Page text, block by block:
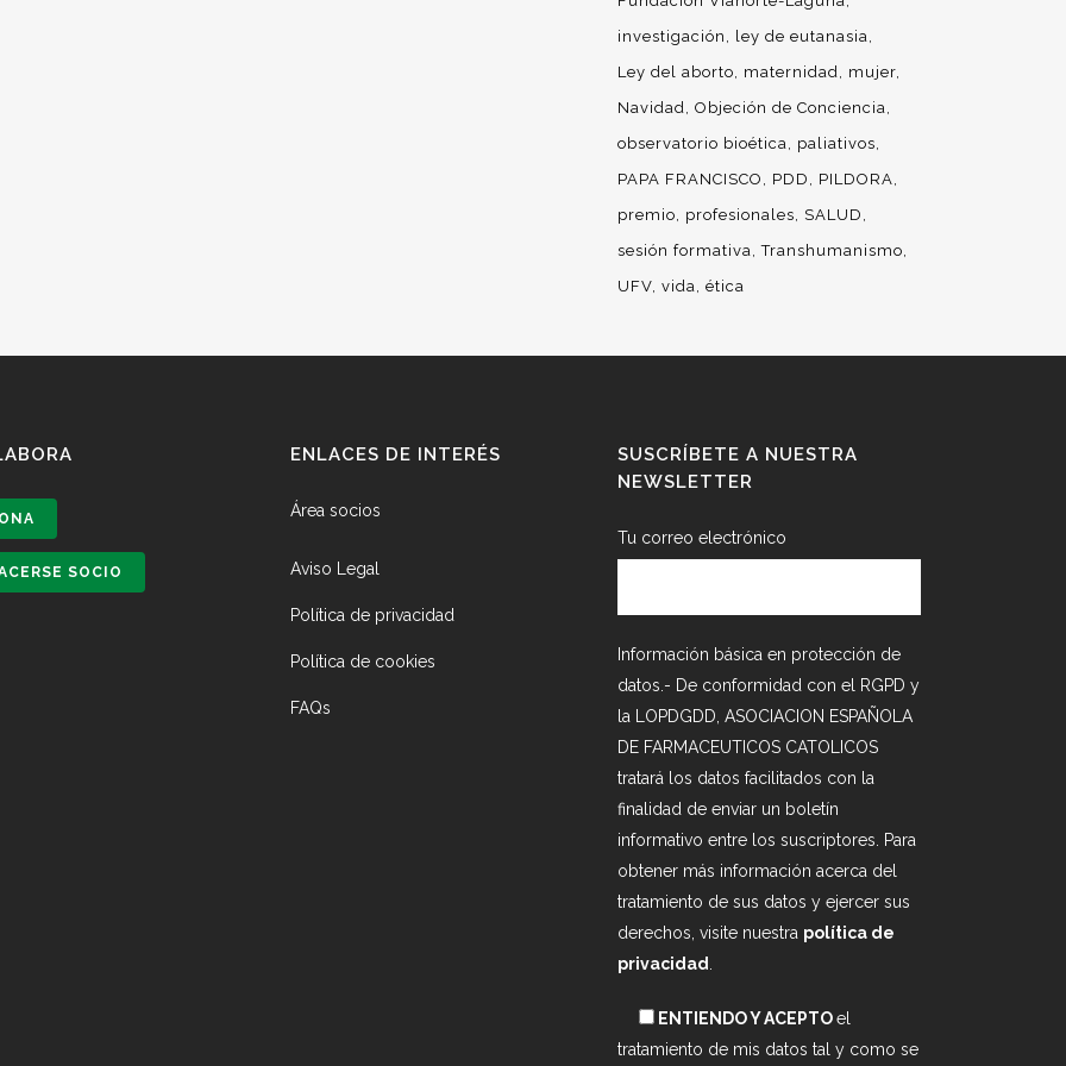
investigación
ley de eutanasia
Ley del aborto
maternidad
mujer
Navidad Objeción de Conciencia
observatorio bioética
paliativos
PAPA FRANCISCO
PDD
PILDORA
premio
profesionales
SALUD
sesión formativa Transhumanismo
UFV vida ética
SOCIO
ENLACES DE INTERÉS
Área socios
Aviso Legal
Política de privacidad
Política de cookies
FAQs
SUSCRÍBETE A NUESTRA
NEWSLETTER
Tu correo electrónico
Información básica en protección de
datos.- De conformidad con el RGPD y
la LOPDGDD, ASOCIACION ESPAÑOLA
DE FARMACEUTICOS CATOLICOS
tratará los datos facilitados con la
finalidad de enviar un boletín
informativo entre los suscriptores. Para
obtener más información acerca del
tratamiento de sus datos y ejercer sus
derechos, visite nuestra política de
privacidad
ENTIENDO Y ACEPTOel
tratamiento de mis datos tal y como se